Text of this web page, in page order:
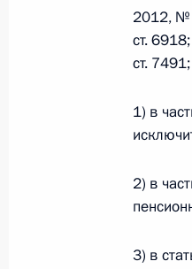
26 июля
О
2012, №
ст.
ст.
1) в
2) в
3) в